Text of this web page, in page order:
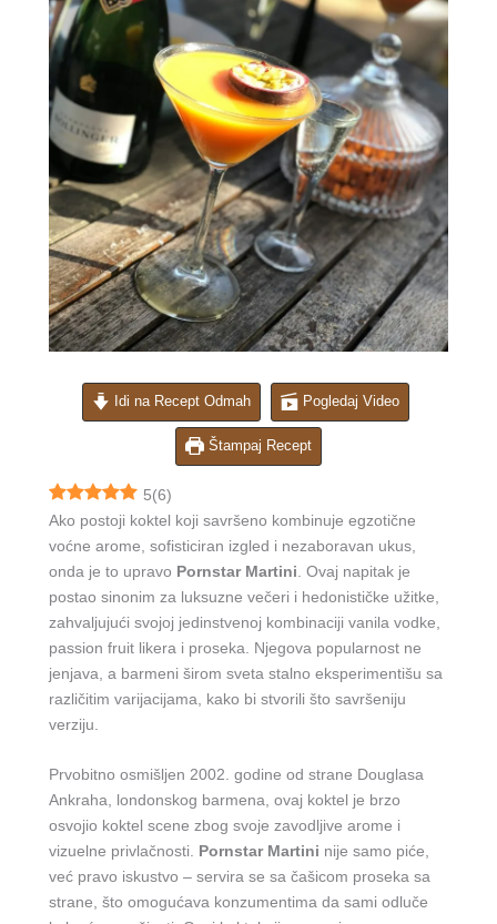
Idi na Recept Odmah Pogledaj Video
Štampaj Recept
5(6)
Ako postoji koktel koji savršeno kombinuje egzotične
voćne arome, sofisticiran izgled i nezaboravan ukus,
onda je to upravo Pornstar Martini . Ovaj napitak je
postao sinonim za luksuzne večeri i hedonističke užitke,
zahvaljujući svojoj jedinstvenoj kombinaciji vanila vodke,
passion fruit likera i proseka. Njegova popularnost ne
jenjava, a barmeni širom sveta stalno eksperimentišu sa
različitim varijacijama, kako bi stvorili što savršeniju
verziju.
Prvobitno osmišljen 2002. godine od strane Douglasa
Ankraha, londonskog barmena, ovaj koktel je brzo
osvojio koktel scene zbog svoje zavodljive arome i
vizuelne privlačnosti. Pornstar Martini nije samo piće,
već pravo iskustvo – servira se sa čašicom proseka sa
strane, što omogućava konzumentima da sami odluče